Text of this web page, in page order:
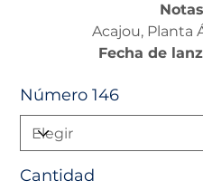
Acajou, Planta
Fecha de
Número 146
Cantidad